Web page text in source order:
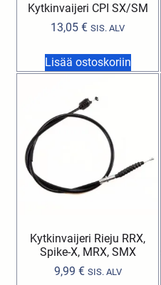
Kytkinvaijeri CPI SX/SM
13,05€ SIS. ALV
Lisää ostoskoriin
Kytkinvaijeri Rieju RRX,
Spike-X, MRX, SMX
9,99 € SIS. ALV